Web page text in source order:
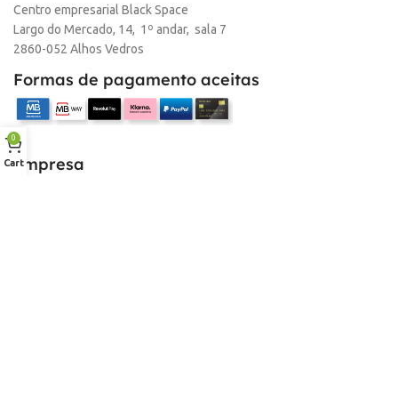
MARCA
Centro empresarial Black Space
Largo do Mercado, 14, 1º andar, sala 7
2860-052 Alhos Vedros
Formas de pagamento aceitas
Empresa
0
Cart